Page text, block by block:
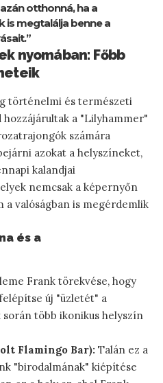
otthonná, ha a
is megtalálja benne a
nyomában: Főbb
történelmi és természeti
a "Lilyhammer"
számára
azokat a helyszíneket,
kalandjai
nemcsak a képernyőn
a valóságban is megérdemlik
és a
Frank törekvése, hogy
új "üzletét" a
több ikonikus helyszín
Flamingo Bar): Talán ez a
"birodalmának" kiépítése